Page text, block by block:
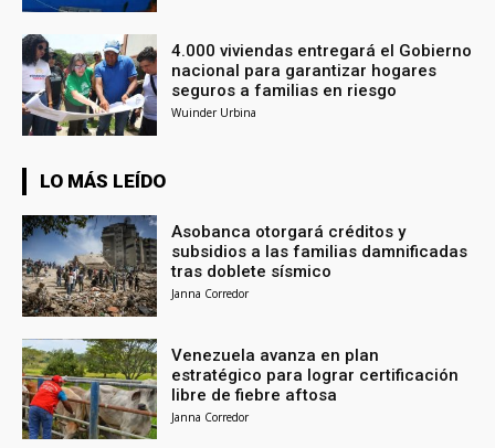
4.000 viviendas entregará el Gobierno
nacional para garantizar hogares
seguros a familias en riesgo
Wuinder Urbina
LO MÁS LEÍDO
Asobanca otorgará créditos y
subsidios a las familias damnificadas
tras doblete sísmico
Janna Corredor
Venezuela avanza en plan
estratégico para lograr certificación
libre de fiebre aftosa
Janna Corredor